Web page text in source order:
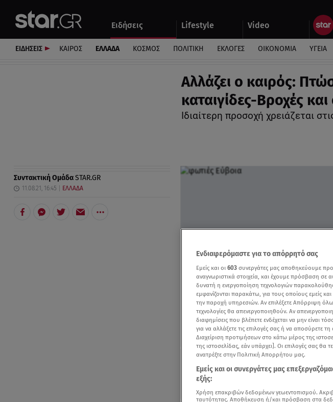
Ειδήσεις Lifestyle Video
Αυτοκίνητο
ΕΙΔΗΣΕΙΣ ΚΑΙΡΟΣ ΕΛΛΑΔΑ ΚΟΣΜΟΣ ΠΟΛΙΤΙΚΗ ΕΚΛΟΓΕΣ ΟΙΚΟΝΟΜΙΑ ΥΓΕΙΑ
Αλλάζει ο καιρός:
καταιγίδες-Βροχές
Ιδιαίτερη προσοχή χρειάζεται
Συντακτική ΟμάδαSTAR.GR
11.08.21, 16:45 ΕΛΛΑΔΑ
Δείτε περισσότερα άρθρα
Ενδιαφερόμαστε για το απόρρητό σας
Εμείς και οι 603 συνεργάτες μας αποθηκεύουμε
αναγνωριστικά στοιχεία, και έχουμε πρόσβαση σε
δυνατή η ενεργοποίηση τεχνολογιών
εμφανίζονται παρακάτω, για τους οποίους εμείς
την παροχή υπηρεσιών. Αν επιλέξετε Απόρριψη
τεχνολογίες θα απενεργοποιηθούν. Αν
διαφημίσεις που βλέπετε ενδέχεται να μην είναι
για να αλλάξετε τις επιλογές σας ή να αποσύρετε
Διαχείριση προτιμήσεων στο κάτω μέρος της
της ιστοσελίδας, εάν υπάρχει]. Οι επιλογές σας θα
ανατρέξτε στην Πολιτική Απορρήτου μας.
Εμείς και οι συνεργάτες μας
εξής:
Χρήση επακριβών δεδομένων γεωεντοπισμού.
ταυτότητας. Αποθήκευση ή/και πρόσβαση στα